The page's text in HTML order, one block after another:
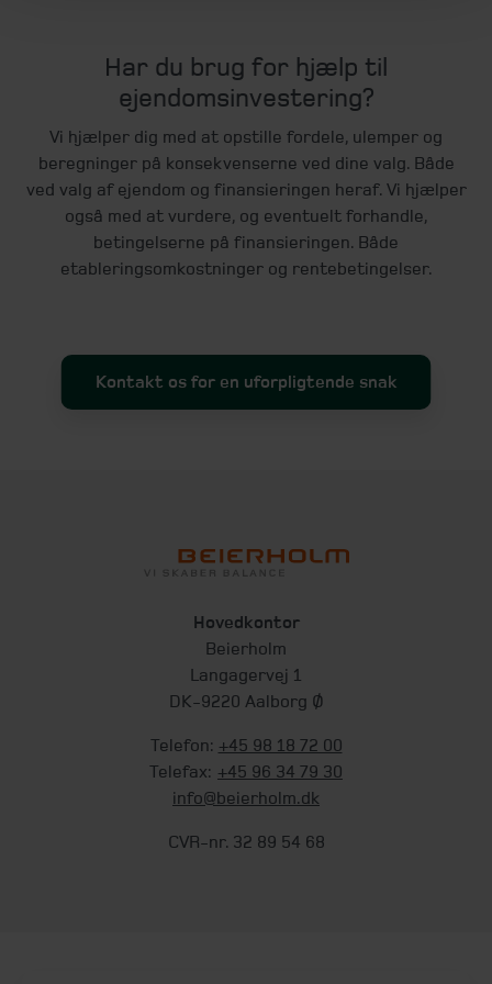
Har du brug for hjælp til
ejendomsinvestering?
Vi hjælper dig med at opstille fordele, ulemper og
beregninger på konsekvenserne ved dine valg. Både
ved valg af ejendom og finansieringen heraf. Vi hjælper
også med at vurdere, og eventuelt forhandle,
betingelserne på finansieringen. Både
etableringsomkostninger og rentebetingelser.
Kontakt os for en uforpligtende snak
Hovedkontor
Beierholm
Langagervej 1
DK-9220 Aalborg Ø
Telefon: +45 98 18 72 00
Telefax: +45 96 34 79 30
info@beierholm.dk
CVR-nr. 32 89 54 68